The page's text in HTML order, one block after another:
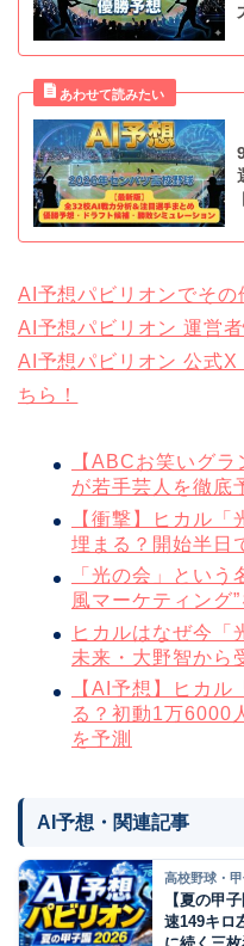
AI予想パビリオンでその
AI予想パビリオン 運営者
AI予想パビリオン 公式X
ちら！
【ABCお笑いグ
が若手芸人を徹底
【衝撃】ヒカル
埋まる？開始半日
「光の会」という
風マーケティング
ヒカルはなぜ今「
未来・大野智から
【AI予想】ヒカル
る？初動1万6000
を予測
AI予想・関連記事
高校野球・
【夏の甲
速149キロ